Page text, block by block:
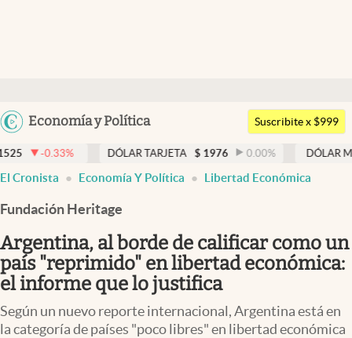
Argentina
Uruguay
Economía y Política
Members
Economía y Política
Finanzas y Mercados
Mercados Online
Negocios
Columnistas
Apertura
Suscribite x $999
% DÓLAR TARJETA $ 1976 0.00% DÓLAR MEP $
El Cronista Economía Y Política Libertad Económica
Fundación Heritage
Argentina, al borde de calificar como un
país "reprimido" en libertad económica:
el informe que lo justifica
Según un nuevo reporte internacional, Argentina está en
la categoría de países "poco libres" en libertad económica